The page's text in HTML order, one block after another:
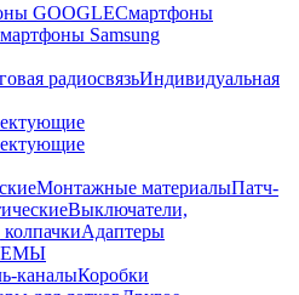
GOOGLEСмартфоны
Samsung
радиосвязьИндивидуальная
Монтажные материалыПатч-
Выключатели,
Адаптеры
каналыКоробки